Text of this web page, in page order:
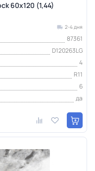
60x120 (1,44)
2-4 дня
87361
D120263LG
4
R11
6
да